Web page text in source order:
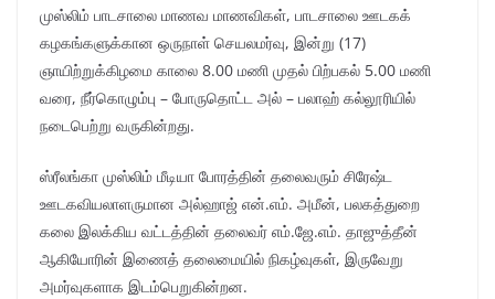
முஸ்லிம் பாடசாலை மாணவ மாணவிகள், பாடசாலை ஊடகக்
கழகங்களுக்கான ஒருநாள் செயலமர்வு, இன்று (17)
ஞாயிற்றுக்கிழமை காலை 8.00 மணி முதல் பிற்பகல் 5.00 மணி
வரை, நீர்கொழும்பு – போருதொட்ட அல் – பலாஹ் கல்லூரியில்
நடைபெற்று வருகின்றது.
ஸ்ரீலங்கா முஸ்லிம் மீடியா போரத்தின் தலைவரும் சிரேஷ்ட
ஊடகவியலாளருமான அல்ஹாஜ் என்.எம். அமீன், பலகத்துறை
கலை இலக்கிய வட்டத்தின் தலைவர் எம்.ஜே.எம். தாஜுத்தீன்
ஆகியோரின் இணைத் தலைமையில் நிகழ்வுகள், இருவேறு
அமர்வுகளாக இடம்பெறுகின்றன.